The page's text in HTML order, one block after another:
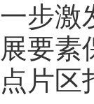
一步激
展要素
点片区